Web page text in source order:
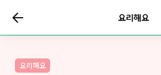
요리해요
요리해요